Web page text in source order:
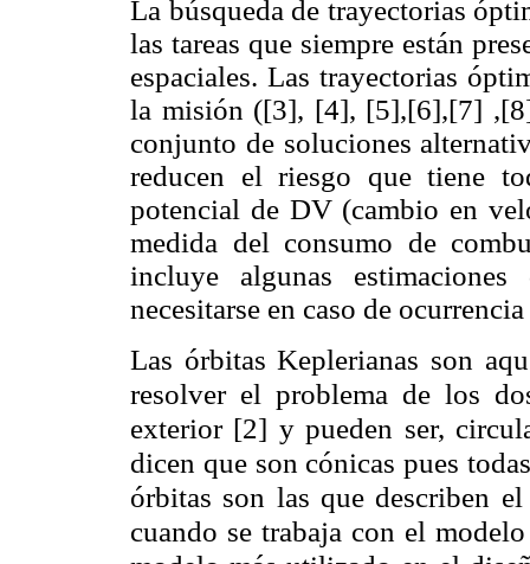
La búsqueda de trayectorias
las tareas que siempre están
espaciales. Las trayectorias
la misión ([3], [4], [5],[6],[7]
conjunto de soluciones
reducen el riesgo que tiene
potencial de DV(cambio en
medida del consumo de
incluye algunas
necesitarse en caso de
Las órbitas Keplerianas son
resolver el problema de los
exterior [2] y pueden ser,
dicen que son cónicas pues
órbitas son las que describen
cuando se trabaja con el